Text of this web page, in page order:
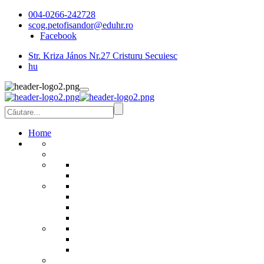
004-0266-242728
scog.petofisandor@eduhr.ro
Facebook
Str. Kriza János Nr.27 Cristuru Secuiesc
hu
Home